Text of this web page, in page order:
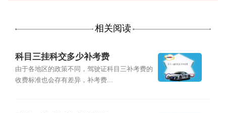
相关阅读
科目三挂科交多少补考费
由于各地区的政策不同，驾驶证科目三补考费的
收费标准也会存有差异，补考费...